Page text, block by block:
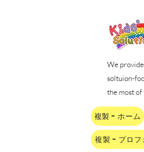
We
soltuion-
the most
複製 - ホーム
複製 - プロフ